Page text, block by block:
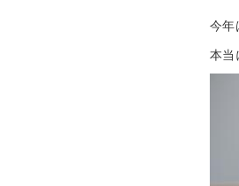
今年
本当